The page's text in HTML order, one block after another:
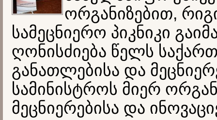
ორგანიზებით,
სამეცნიერო პიკნიკი
ღონისძიება წელს
განათლებისა და
სამინისტროს მიერ
მეცნიერებისა და